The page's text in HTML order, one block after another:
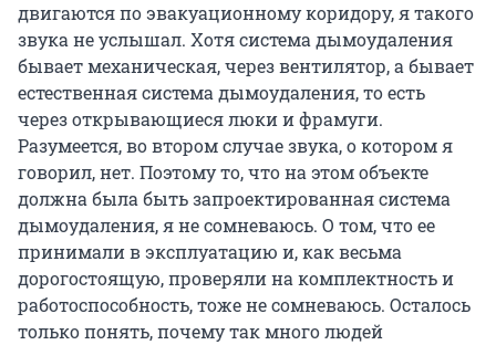
двигаются по эвакуационному коридору, я такого
звука не услышал. Хотя система дымоудаления
бывает механическая, через вентилятор, а бывает
естественная система дымоудаления, то есть
через открывающиеся люки и фрамуги.
Разумеется, во втором случае звука, о котором я
говорил, нет. Поэтому то, что на этом объекте
должна была быть запроектированная система
дымоудаления, я не сомневаюсь. О том, что ее
принимали в эксплуатацию и, как весьма
дорогостоящую, проверяли на комплектность и
работоспособность, тоже не сомневаюсь. Осталось
только понять, почему так много людей